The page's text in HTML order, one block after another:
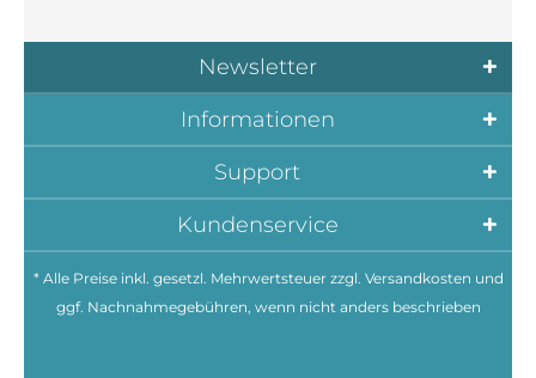
Kundenservice
Support
Informationen
Newsletter
* Alle Preise inkl. gesetzl. Mehrwertsteuer zzgl. Versandkosten und
ggf. Nachnahmegebühren, wenn nicht anders beschrieben